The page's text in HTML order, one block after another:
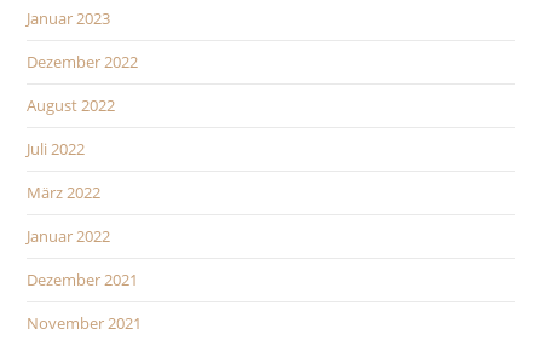
Januar 2023
Dezember 2022
August 2022
Juli 2022
März 2022
Januar 2022
Dezember 2021
November 2021